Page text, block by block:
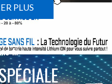
PLUS
fil